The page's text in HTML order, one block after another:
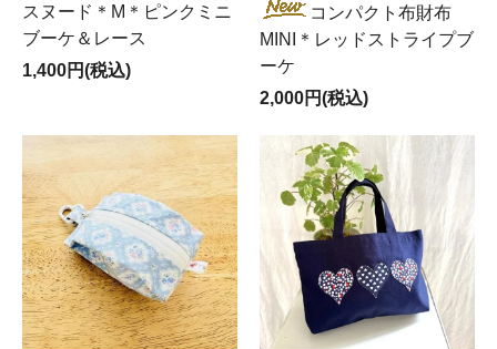
スヌード＊M＊ピンクミニ
ブーケ＆レース
1,400円(税込)
コンパクト布財布
MINI＊レッドストライプブ
ーケ
2,000円(税込)